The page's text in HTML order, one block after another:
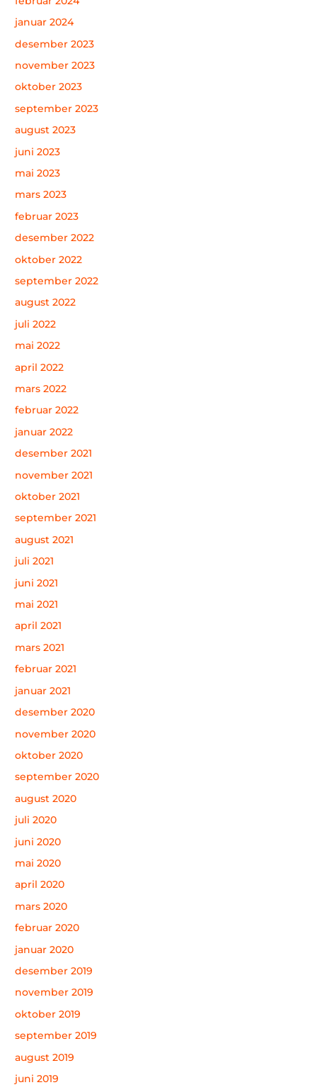
januar 2024
desember 2023
november 2023
oktober 2023
september 2023
august 2023
juni 2023
mai 2023
mars 2023
februar 2023
desember 2022
oktober 2022
september 2022
august 2022
juli 2022
mai 2022
april 2022
mars 2022
februar 2022
januar 2022
desember 2021
november 2021
oktober 2021
september 2021
august 2021
juli 2021
juni 2021
mai 2021
april 2021
mars 2021
februar 2021
januar 2021
desember 2020
november 2020
oktober 2020
september 2020
august 2020
juli 2020
juni 2020
mai 2020
april 2020
mars 2020
februar 2020
januar 2020
desember 2019
november 2019
oktober 2019
september 2019
august 2019
juni 2019